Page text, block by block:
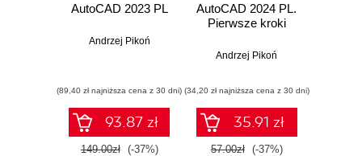
AutoCAD 2023 PL
Andrzej Pikoń
(89,40 zł najniższa cena z 30 dni)
93.87 zł
149.00zł (-37%)
AutoCAD 2024 PL.
Pierwsze kroki
Andrzej Pikoń
(34,20 zł najniższa cena z 30 dni)
35.91 zł
57.00zł (-37%)